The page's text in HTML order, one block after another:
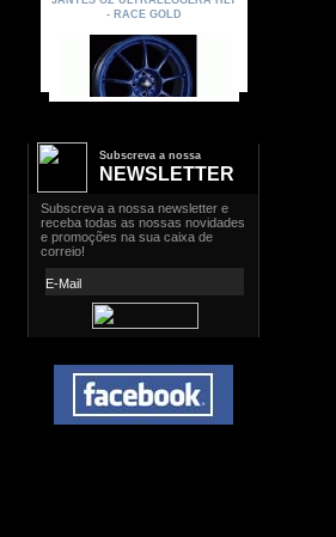
Subscreva a nossa
NEWSLETTER